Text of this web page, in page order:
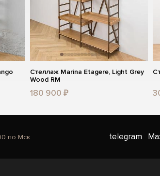
Стеллаж Marina Etagere, Light Grey
Wood RM
180 900 ₽
по Мск telegram